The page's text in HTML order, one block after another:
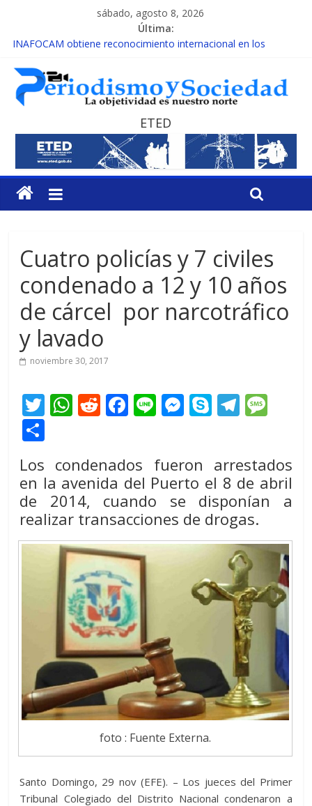
sábado, agosto 8, 2026
Última:
INAFOCAM obtiene reconocimiento internacional en los
15 de febrero de cada año es Día Nacional de la lucha contra el
cáncer infantil
EL ENFOQUE UNILATERAL DE LA COALICIÓN
MESCyT y Universidad Albizu apoyarán rehabilitación de
reclusos
MESCyT presenta calendario de Consulta Nacional por la
Educación
ETED
Cuatro policías y 7 civiles
condenado a 12 y 10 años
de cárcel por narcotráfico
y lavado
noviembre 30, 2017
T
er
W
s
A
p
p
R
di
t
F
b
o
o
k
Li M
e
n
g
er
S
p
e
T
gr
a
m
a
g
e
m
p
ar
ti
r
Los condenados fueron arrestados
en la avenida del Puerto el 8 de abril
de 2014, cuando se disponían a
realizar transacciones de drogas.
foto : Fuente Externa.
Santo Domingo, 29 nov (EFE). – Los jueces del Primer
Tribunal Colegiado del Distrito Nacional condenaron a